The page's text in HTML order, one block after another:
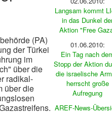
(PA)
der Türkei
im
über die
radikal-
über die
Langsam kommt
in das Dunkel
Aktion "Free
01.06.2010:
Ein Tag nach
Stopp der Aktion
die israelische
herrscht große
Aufregung
AREF-News-